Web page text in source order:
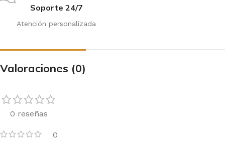
Soporte 24/7
Atención personalizada
Valoraciones (0)
0 reseñas
0